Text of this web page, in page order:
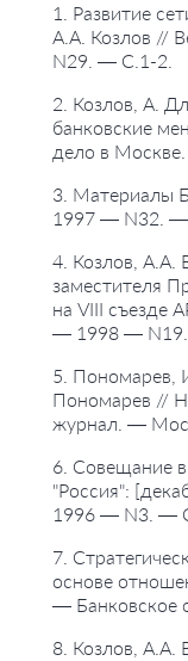
1. Развитие
А.А. Козлов //
N29. — С.1-2.
2. Козлов, А.
банковские
дело в
3. Материалы
1997 — N32. —
4. Козлов, А.А.
заместителя
на VIII съезде
— 1998 —
5. Пономарев,
Пономарев //
журнал. —
6. Совещание
"Россия":
1996 — N3. —
7.
основе
— Банковское
8. Козлов, А.А.